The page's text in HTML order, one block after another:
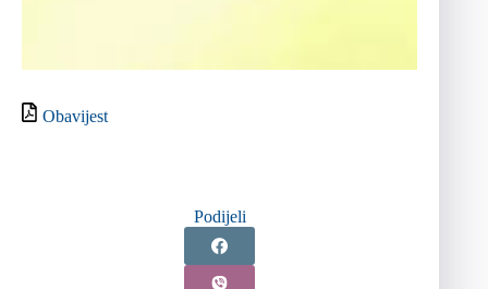
Obavijest
Podijeli